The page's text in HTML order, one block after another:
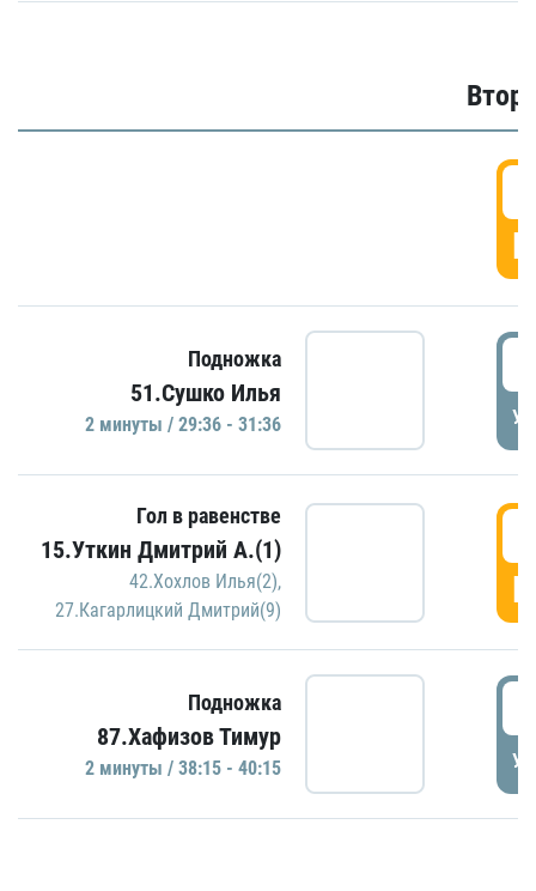
Подножка
51.Сушко Илья
2 минуты / 29:36 - 31:36
Гол в равенстве
15.Уткин Дмитрий А.(1)
42.Хохлов Илья(2),
27.Кагарлицкий Дмитрий(9)
Подножка
87.Хафизов Тимур
2 минуты / 38:15 - 40:15